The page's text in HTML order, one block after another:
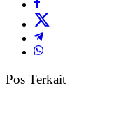
Pos Terkait